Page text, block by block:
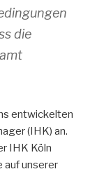
die
entwickelten
(IHK) an.
IHK Köln
auf unserer